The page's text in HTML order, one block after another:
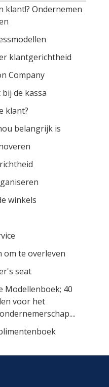
klant!? Ondernemen
klantgerichtheid
Company
de kassa
klant?
belangrijk is
winkels
te overleven
seat
Modellenboek; 40
voor het